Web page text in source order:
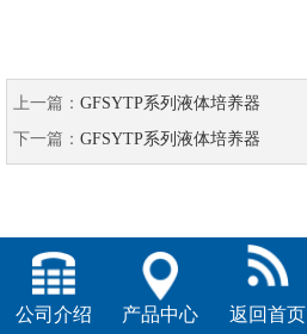
上一篇： GFSYTP系列液体培养器
下一篇： GFSYTP系列液体培养器
公司介绍 产品中心 返回首页